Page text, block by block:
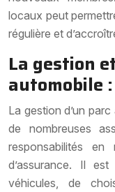
locaux peut
régulière et
La gestion
automobile
La gestion d’un
de nombreuses
responsabilités en
d’assurance. Il
véhicules, de